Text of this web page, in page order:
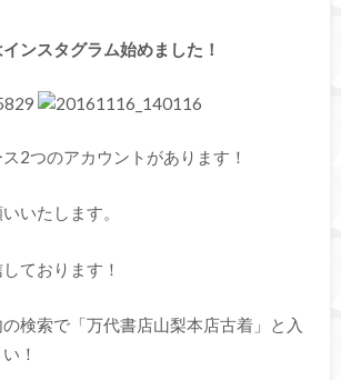
ンスタグラム始めました！
2つのアカウントがあります！
いたします。
ております！
検索で「万代書店山梨本店古着」と入
！